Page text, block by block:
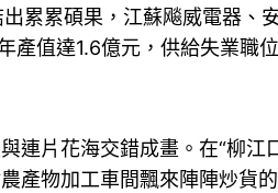
累累碩果，江蘇飚威電器
產值達1.6億元，供給失業職
連片花海交錯成畫。在“柳
產物加工車間飄來陣陣炒